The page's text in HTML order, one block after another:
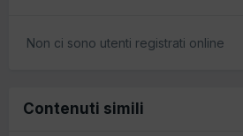
Non ci sono utenti registrati online
Contenuti simili